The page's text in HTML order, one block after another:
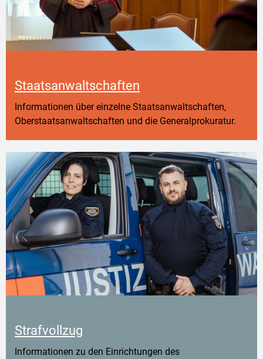
Staatsanwaltschaften
Informationen über einzelne Staatsanwaltschaften,
Oberstaatsanwaltschaften und die Generalprokuratur.
Strafvollzug
Informationen zu den Einrichtungen des